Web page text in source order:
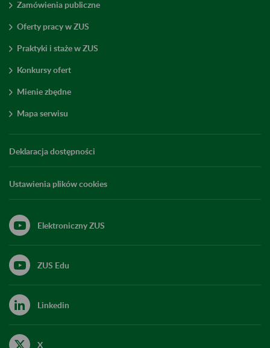
Zamówienia publiczne
Oferty pracy w ZUS
Praktyki i staże w ZUS
Konkursy ofert
Mienie zbędne
Mapa serwisu
Deklaracja dostępności
Ustawienia plików cookies
Elektroniczny ZUS
ZUS Edu
Linkedin
X